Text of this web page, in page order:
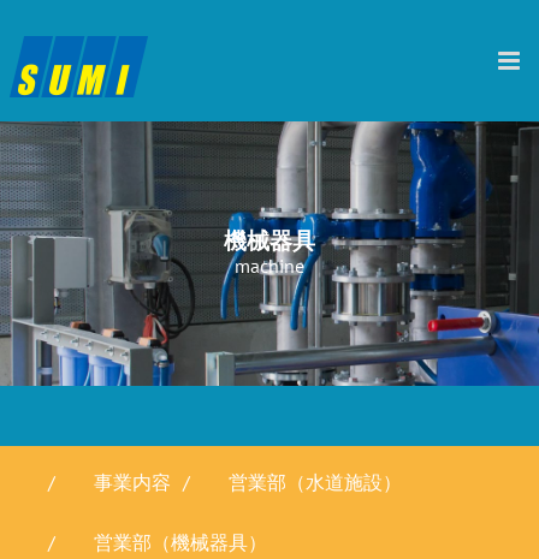
content
機械器具
machine
/ 事業内容 / 営業部（水道施設）
/ 営業部（機械器具）